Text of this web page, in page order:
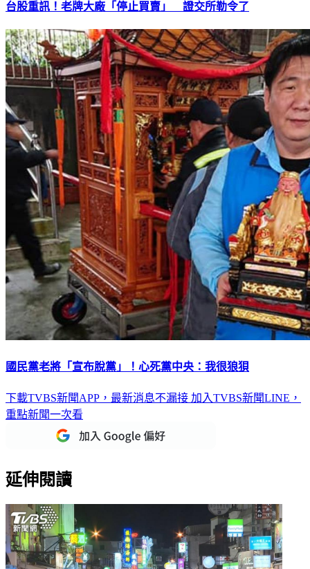
台股重訊！老牌大廠「停止買賣」 證交所勒令了
國民黨老將「宣布脫黨」！心死黨中央：我很狼狽
下載TVBS新聞APP，最新消息不漏接 加入TVBS新聞LINE，
重點新聞一次看
延伸閱讀